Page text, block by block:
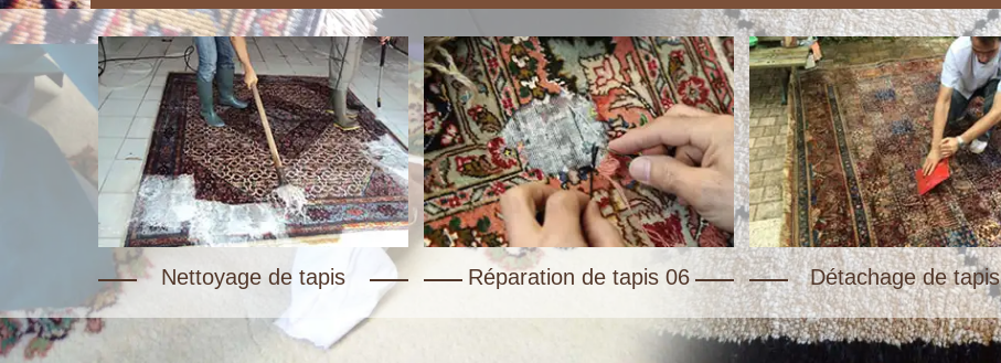
Nettoyage de tapis Réparation de tapis 06 Détachage de tapis